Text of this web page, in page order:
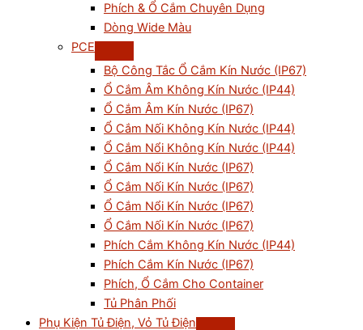
Phích & Ổ Cắm Chuyên Dụng
Dòng Wide Màu
PCE
Bộ Công Tắc Ổ Cắm Kín Nước (IP67)
Ổ Cắm Âm Không Kín Nước (IP44)
Ổ Cắm Âm Kín Nước (IP67)
Ổ Cắm Nối Không Kín Nước (IP44)
Ổ Cắm Nổi Không Kín Nước (IP44)
Ổ Cắm Nổi Kín Nước (IP67)
Ổ Cắm Nối Kín Nước (IP67)
Ổ Cắm Nổi Kín Nước (IP67)
Ổ Cắm Nối Kín Nước (IP67)
Phích Cắm Không Kín Nước (IP44)
Phích Cắm Kín Nước (IP67)
Phích, Ổ Cắm Cho Container
Tủ Phân Phối
Phụ Kiện Tủ Điện, Vỏ Tủ Điện